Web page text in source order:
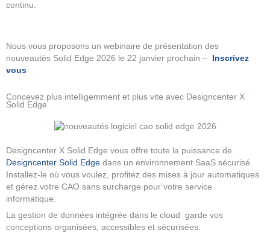
continu.
Nous vous proposons un webinaire de présentation des
nouveautés Solid Edge 2026 le 22 janvier prochain –
Inscrivez
vous
Concevez plus intelligemment et plus vite avec Designcenter X
Solid Edge
Designcenter X Solid Edge vous offre toute la puissance de
Designcenter Solid Edge dans un environnement SaaS sécurisé.
Installez-le où vous voulez, profitez des mises à jour automatiques
et gérez votre CAO sans surcharge pour votre service
informatique.
La gestion de données intégrée dans le cloud garde vos
conceptions organisées, accessibles et sécurisées.